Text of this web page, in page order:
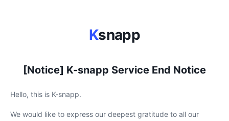
Ksnapp
[Notice] K-snapp Service End Notice
Hello, this is K-snapp.
We would like to express our deepest gratitude to all our